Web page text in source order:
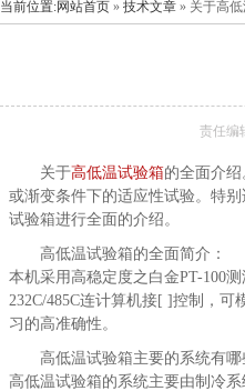
当前位置:网站首页 » 技术文章 » 关于高
责任编
关于高低温试验箱的全面介
或渐变条件下的适应性试验。特
试验箱进行全面的介绍。
高低温试验箱的全面简介：
本机采用高稳定度之白金PT-100
232C/485C连计算机接[ ]控制，
习的高准确性。
高低温试验箱主要的系统有哪
高低温试验箱的系统主要由制冷